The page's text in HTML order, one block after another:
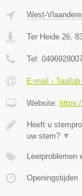
West-
Ter Heide 26,
Tel:
E-mail ›
Website:
Heeft u
uw stem? ▼
Leerproblemen
Openingstijden